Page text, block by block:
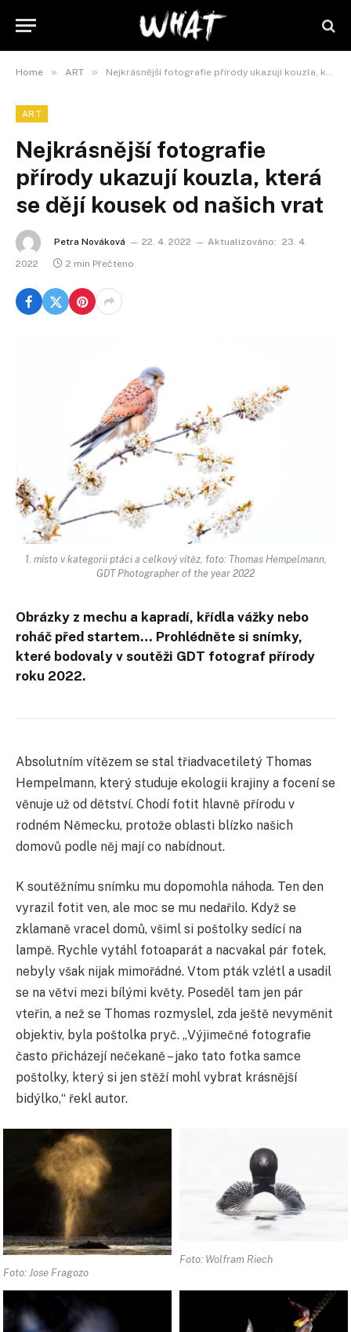
Home » ART » Nejkrásnější fotografie přírody ukazují kouzla, která se dějí kousek od našich vrat
ART
Nejkrásnější fotografie
přírody ukazují kouzla, která
se dějí kousek od našich vrat
Petra Nováková 22. 4. 2022 Aktualizováno: 23. 4.
2022
2 min Přečteno
1. místo v kategorii ptáci a celkový vítěz, foto: Thomas Hempelmann,
GDT Photographer of the year 2022
Obrázky z mechu a kapradí, křídla vážky nebo
roháč před startem… Prohlédněte si snímky,
které bodovaly v soutěži GDT fotograf přírody
roku 2022.
Absolutním vítězem se stal třiadvacetiletý Thomas
Hempelmann, který studuje ekologii krajiny a focení se
věnuje už od dětství. Chodí fotit hlavně přírodu v
rodném Německu, protože oblasti blízko našich
domovů podle něj mají co nabídnout.
K soutěžnímu snímku mu dopomohla náhoda. Ten den
vyrazil fotit ven, ale moc se mu nedařilo. Když se
zklamaně vracel domů, všiml si poštolky sedící na
lampě. Rychle vytáhl fotoaparát a nacvakal pár fotek,
nebyly však nijak mimořádné. Vtom pták vzlétl a usadil
se na větvi mezi bílými květy. Poseděl tam jen pár
vteřin, a než se Thomas rozmyslel, zda ještě nevyměnit
objektiv, byla poštolka pryč. „Výjimečné fotografie
často přicházejí nečekaně – jako tato fotka samce
poštolky, který si jen stěží mohl vybrat krásnější
bidýlko,“ řekl autor.
Foto: Jose Fragozo
Foto: Wolfram Riech